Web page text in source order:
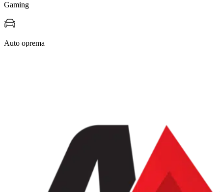
Gaming
Auto oprema